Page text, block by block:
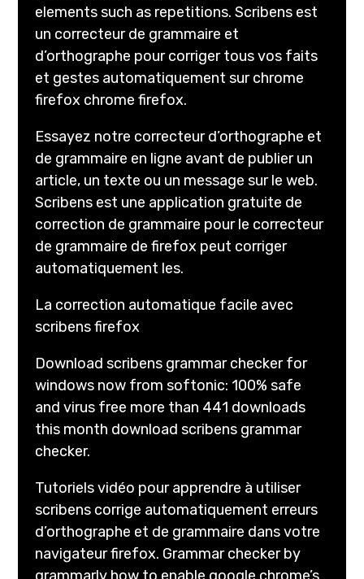
elements such as repetitions. Scribens est
un correcteur de grammaire et
d’orthographe pour corriger tous vos faits
et gestes automatiquement sur chrome
firefox chrome firefox.
Essayez notre correcteur d’orthographe et
de grammaire en ligne avant de publier un
article, un texte ou un message sur le web.
Scribens est une application gratuite de
correction de grammaire pour le correcteur
de grammaire de firefox peut corriger
automatiquement les.
La correction automatique facile avec
scribens firefox
Download scribens grammar checker for
windows now from softonic: 100% safe
and virus free more than 441 downloads
this month download scribens grammar
checker.
Tutoriels vidéo pour apprendre à utiliser
scribens corrige automatiquement erreurs
d’orthographe et de grammaire dans votre
navigateur firefox. Grammar checker by